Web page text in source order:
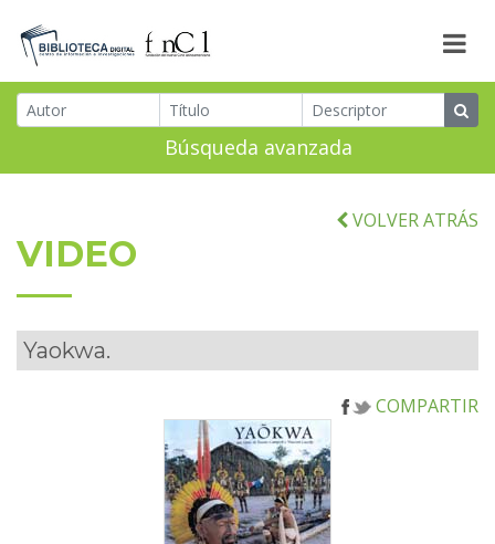
Búsqueda avanzada
VOLVER ATRÁS
VIDEO
Yaokwa.
COMPARTIR